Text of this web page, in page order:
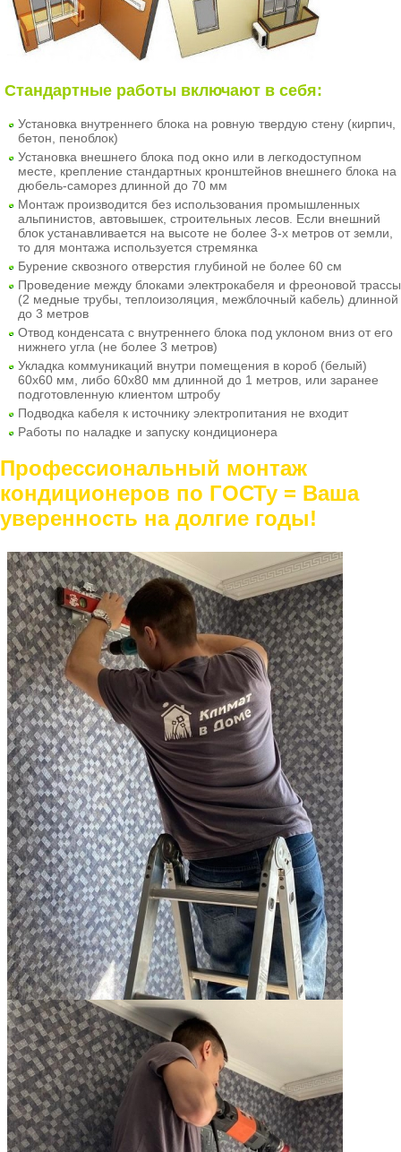
Стандартные работы включают в себя:
Установка внутреннего блока на ровную твердую стену (кирпич,
бетон, пеноблок)
Установка внешнего блока под окно или в легкодоступном
месте, крепление стандартных кронштейнов внешнего блока на
дюбель-саморез длинной до 70 мм
Монтаж производится без использования промышленных
альпинистов, автовышек, строительных лесов. Если внешний
блок устанавливается на высоте не более 3-х метров от земли,
то для монтажа используется стремянка
Бурение сквозного отверстия глубиной не более 60 см
Проведение между блоками электрокабеля и фреоновой трассы
(2 медные трубы, теплоизоляция, межблочный кабель) длинной
до 3 метров
Отвод конденсата с внутреннего блока под уклоном вниз от его
нижнего угла (не более 3 метров)
Укладка коммуникаций внутри помещения в короб (белый)
60х60 мм, либо 60х80 мм длинной до 1 метров, или заранее
подготовленную клиентом штробу
Подводка кабеля к источнику электропитания не входит
Работы по наладке и запуску кондиционера
Профессиональный монтаж
кондиционеров по ГОСТу = Ваша
уверенность на долгие годы!